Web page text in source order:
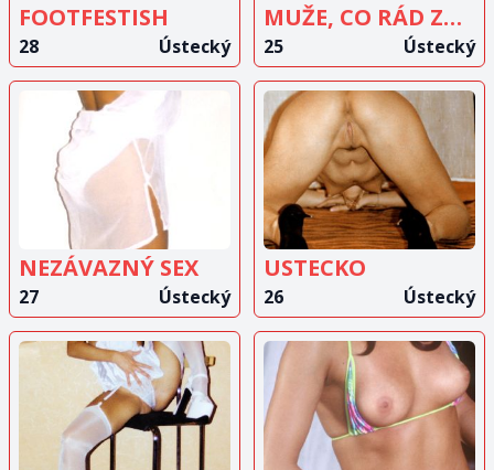
FOOTFESTISH
28 Ústecký
MUŽE, CO RÁD ZKOUŠÍ NĚCO NOVÉHO
25 Ústecký
ZOBRAZIT
INZERÁT
NEZÁVAZNÝ SEX
27 Ústecký
ZOBRAZIT
INZERÁT
USTECKO
26 Ústecký
ZOBRAZIT
INZERÁT
ZOBRAZIT
INZERÁT